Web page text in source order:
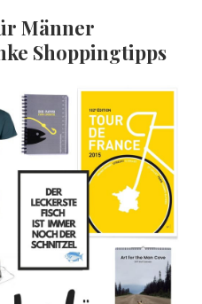
Männer
Shoppingtipps